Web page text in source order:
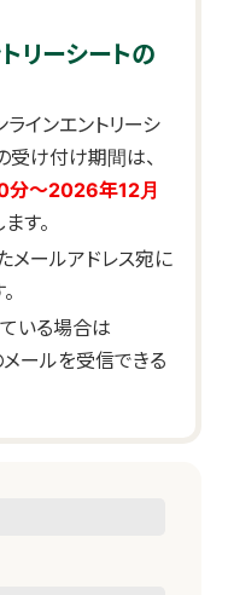
リーシートの
インエントリーシ
受け付け期間は、
～2026年12月
す。
メールアドレス宛に
いる場合は
ールを受信できる